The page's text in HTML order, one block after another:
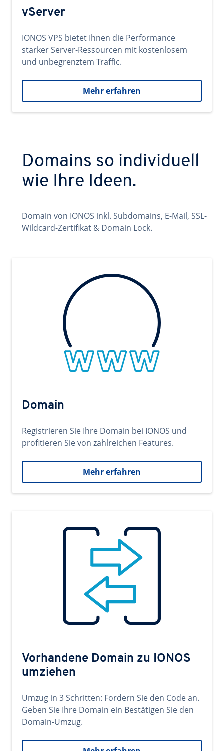
vServer
IONOS VPS bietet Ihnen die Performance
starker Server-Ressourcen mit kostenlosem
und unbegrenztem Traffic.
Mehr erfahren
Domains so individuell
wie Ihre Ideen.
Domain von IONOS inkl. Subdomains, E-Mail, SSL-
Wildcard-Zertifikat & Domain Lock.
Domain
Registrieren Sie Ihre Domain bei IONOS und
profitieren Sie von zahlreichen Features.
Mehr erfahren
Vorhandene Domain zu IONOS
umziehen
Umzug in 3 Schritten: Fordern Sie den Code an.
Geben Sie Ihre Domain ein Bestätigen Sie den
Domain-Umzug.